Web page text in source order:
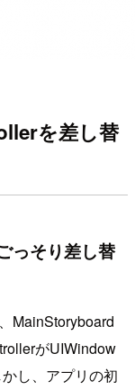
を差し替
っそり差し替
MainStoryboard
がUIWindow
し、アプリの初